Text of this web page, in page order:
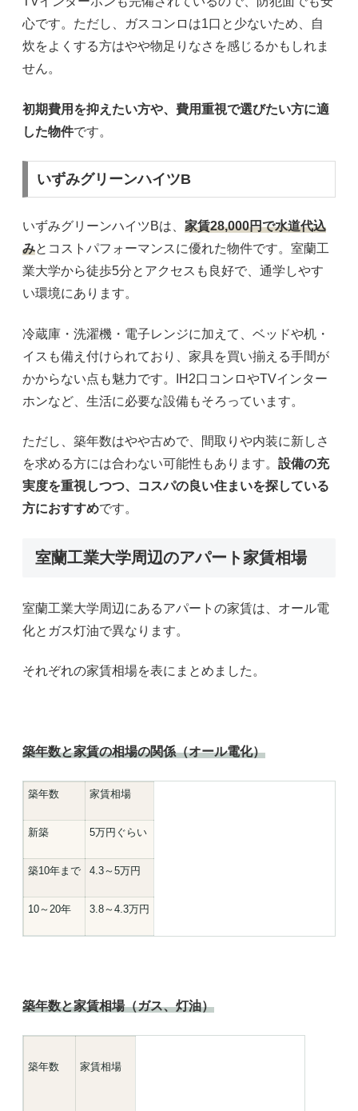
心です。ただし、ガスコンロは1口と少ないため、自
炊をよくする方はやや物足りなさを感じるかもしれま
せん。
初期費用を抑えたい方や、費用重視で選びたい方に適
した物件です。
いずみグリーンハイツB
いずみグリーンハイツBは、 家賃28,000円で水道代込
みとコストパフォーマンスに優れた物件です。室蘭工
業大学から徒歩5分とアクセスも良好で、通学しやす
い環境にあります。
冷蔵庫・洗濯機・電子レンジに加えて、ベッドや机・
イスも備え付けられており、家具を買い揃える手間が
かからない点も魅力です。IH2口コンロやTVインター
ホンなど、生活に必要な設備もそろっています。
ただし、築年数はやや古めで、間取りや内装に新しさ
を求める方には合わない可能性もあります。 設備の充
実度を重視しつつ、コスパの良い住まいを探している
方におすすめです。
室蘭工業大学周辺のアパート家賃相場
室蘭工業大学周辺にあるアパートの家賃は、オール電
化とガス灯油で異なります。
それぞれの家賃相場を表にまとめました。
築年数と家賃の相場の関係（オール電化）
築年数 家賃相場
新築 5万円ぐらい
築10年まで 4.3～5万円
10～20年 3.8～4.3万円
築年数と家賃相場（ガス、灯油）
築年数 家賃相場